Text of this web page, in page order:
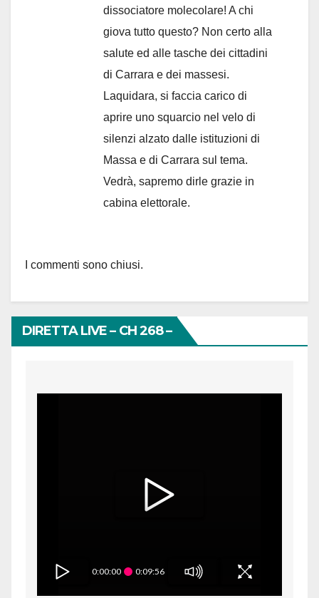
dissociatore molecolare! A chi
giova tutto questo? Non certo alla
salute ed alle tasche dei cittadini
di Carrara e dei massesi.
Laquidara, si faccia carico di
aprire uno squarcio nel velo di
silenzi alzato dalle istituzioni di
Massa e di Carrara sul tema.
Vedrà, sapremo dirle grazie in
cabina elettorale.
I commenti sono chiusi.
DIRETTA LIVE – CH 268 –
0:00:00 0:09:56